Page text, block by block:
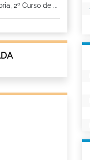
2º Curso de ...